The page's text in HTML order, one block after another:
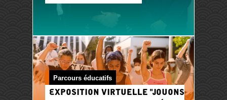
Parcours éducatifs
Exposition virtuelle "Jouons